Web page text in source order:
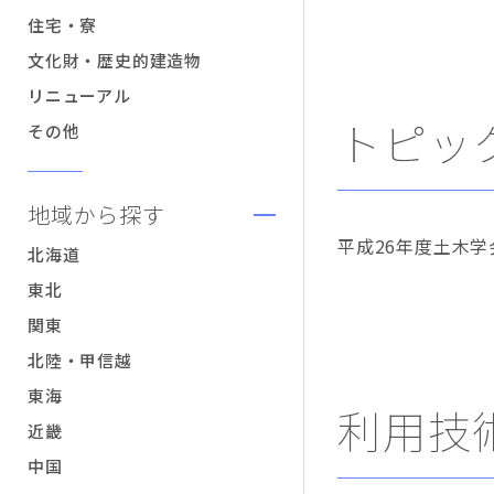
住宅・寮
文化財・歴史的建造物
リニューアル
その他
地域から探す
北海道
東北
関東
北陸・甲信越
東海
近畿
中国
トピッ
平成26年度土木学
利用技